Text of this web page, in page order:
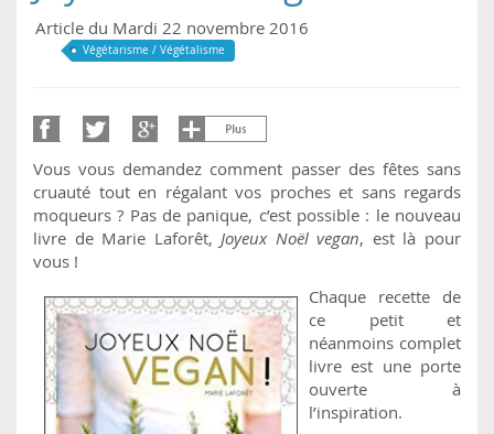
Article du Mardi 22 novembre 2016
Végétarisme / Végétalisme
Vous vous demandez comment passer des fêtes sans
cruauté tout en régalant vos proches et sans regards
moqueurs ? Pas de panique, c’est possible : le nouveau
livre de Marie Laforêt, Joyeux Noël vegan, est là pour
vous !
Chaque recette de
ce petit et
néanmoins complet
livre est une porte
ouverte à
l’inspiration.